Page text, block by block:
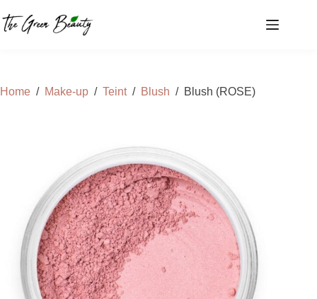
naar
de
Home / Make-up / Teint / Blush / Blush (ROSE)